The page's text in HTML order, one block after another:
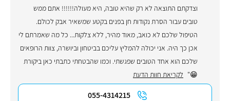
וצדקתם התוצאה לא רק שהיא טובה, היא מעולה!!!!!! אתם ממש
טובים עבור הסרת נקודות חן בפנים בקטע שמשאיר אבק לכולם.
הטיפול שלכם לא כואב, מאוד מהיר, ללא צלקות... כל מה שאמרתם לי
אכן כך היה. אני יכולה להמליץ עליכם בביטחון וביושרה, צוות הרופאים
שלכם הוא אחד הטובים שפגשתי. וכמו שהבטחתי כתבתי כאן ביקורת
😁" לקריאת חוות הדעת
055-4314215